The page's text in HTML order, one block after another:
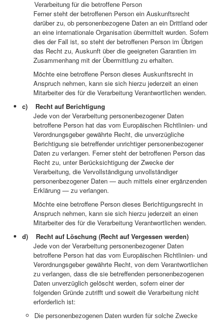
Verarbeitung für die betroffene Person
Ferner steht der betroffenen Person ein Auskunftsrecht
darüber zu, ob personenbezogene Daten an ein Drittland oder
an eine internationale Organisation übermittelt wurden. Sofern
dies der Fall ist, so steht der betroffenen Person im Übrigen
das Recht zu, Auskunft über die geeigneten Garantien im
Zusammenhang mit der Übermittlung zu erhalten.
Möchte eine betroffene Person dieses Auskunftsrecht in
Anspruch nehmen, kann sie sich hierzu jederzeit an einen
Mitarbeiter des für die Verarbeitung Verantwortlichen wenden.
c) Recht auf Berichtigung
Jede von der Verarbeitung personenbezogener Daten
betroffene Person hat das vom Europäischen Richtlinien- und
Verordnungsgeber gewährte Recht, die unverzügliche
Berichtigung sie betreffender unrichtiger personenbezogener
Daten zu verlangen. Ferner steht der betroffenen Person das
Recht zu, unter Berücksichtigung der Zwecke der
Verarbeitung, die Vervollständigung unvollständiger
personenbezogener Daten — auch mittels einer ergänzenden
Erklärung — zu verlangen.
Möchte eine betroffene Person dieses Berichtigungsrecht in
Anspruch nehmen, kann sie sich hierzu jederzeit an einen
Mitarbeiter des für die Verarbeitung Verantwortlichen wenden.
d) Recht auf Löschung (Recht auf Vergessen werden)
Jede von der Verarbeitung personenbezogener Daten
betroffene Person hat das vom Europäischen Richtlinien- und
Verordnungsgeber gewährte Recht, von dem Verantwortlichen
zu verlangen, dass die sie betreffenden personenbezogenen
Daten unverzüglich gelöscht werden, sofern einer der
folgenden Gründe zutrifft und soweit die Verarbeitung nicht
erforderlich ist:
Die personenbezogenen Daten wurden für solche Zwecke